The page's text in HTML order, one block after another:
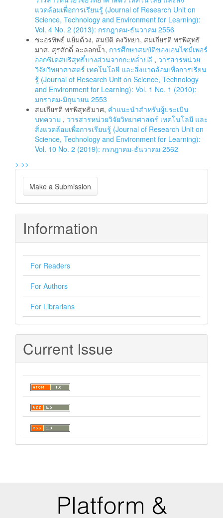
แวดล้อมเพื่อการเรียนรู้ (Journal of Research Unit on
Science, Technology and Environment for Learning):
Vol. 4 No. 2 (2013): กรกฎาคม-ธันวาคม 2556
ชะอรทิพย์ แย้มด้วง, สมบัติ คงวิทยา, สมเกียรติ พรพิสุทธิ
มาศ, สุรศักดิ์ ละลอกน้ำ, การศึกษาสมบัติของเอนไซม์เพอร์
ออกซิเดสบริสุทธิ์บางส่วนจากกะหล่ำปลี , วารสารหน่วย
วิจัยวิทยาศาสตร์ เทคโนโลยี และสิ่งแวดล้อมเพื่อการเรียน
รู้ (Journal of Research Unit on Science, Technology
and Environment for Learning): Vol. 1 No. 1 (2010):
มกราคม-มิถุนายน 2553
สมเกียรติ พรพิสุทธิมาศ, คำแนะนำสำหรับผู้ประเมิน
บทความ , วารสารหน่วยวิจัยวิทยาศาสตร์ เทคโนโลยี และ
สิ่งแวดล้อมเพื่อการเรียนรู้ (Journal of Research Unit on
Science, Technology and Environment for Learning):
Vol. 10 No. 2 (2019): กรกฎาคม-ธันวาคม 2562
> >>
Make
a
Submission
Make a Submission
Information
For Readers
For Authors
For Librarians
Current Issue